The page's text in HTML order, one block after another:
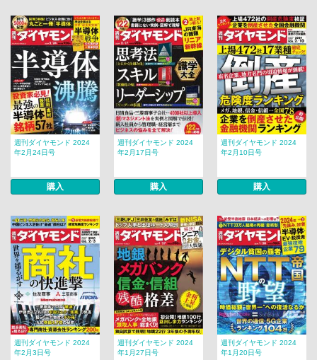
週刊ダイヤモンド 2024
年2月24日号
購入
週刊ダイヤモンド 2024
年2月17日号
購入
週刊ダイヤモンド 2024
年2月10日号
購入
週刊ダイヤモンド 2024
年2月3日号
週刊ダイヤモンド 2024
年1月27日号
週刊ダイヤモンド 2024
年1月20日号